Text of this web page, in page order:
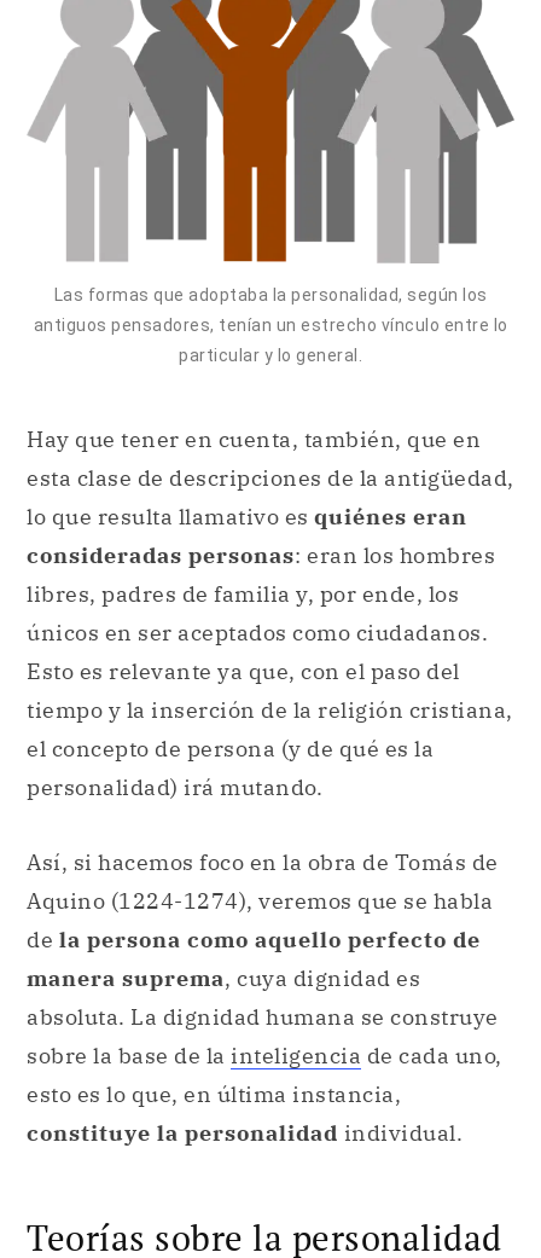
Las formas que adoptaba la personalidad, según los
antiguos pensadores, tenían un estrecho vínculo entre lo
particular y lo general.
Hay que tener en cuenta, también, que en
esta clase de descripciones de la antigüedad,
lo que resulta llamativo es quiénes eran
consideradas personas: eran los hombres
libres, padres de familia y, por ende, los
únicos en ser aceptados como ciudadanos.
Esto es relevante ya que, con el paso del
tiempo y la inserción de la religión cristiana,
el concepto de persona (y de qué es la
personalidad) irá mutando.
Así, si hacemos foco en la obra de Tomás de
Aquino (1224-1274), veremos que se habla
de la persona como aquello perfecto de
manera suprema, cuya dignidad es
absoluta. La dignidad humana se construye
sobre la base de la inteligencia de cada uno,
esto es lo que, en última instancia,
constituye la personalidad individual.
Teorías sobre la personalidad